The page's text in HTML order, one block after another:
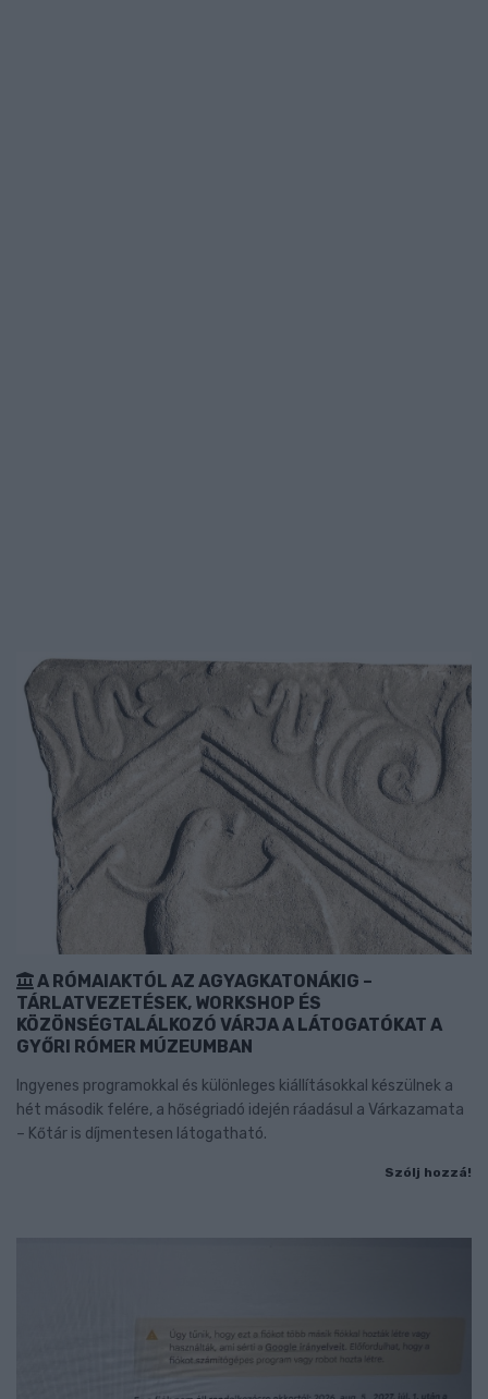
A RÓMAIAKTÓL AZ AGYAGKATONÁKIG –
TÁRLATVEZETÉSEK, WORKSHOP ÉS
KÖZÖNSÉGTALÁLKOZÓ VÁRJA A LÁTOGATÓKAT A
GYŐRI RÓMER MÚZEUMBAN
Ingyenes programokkal és különleges kiállításokkal készülnek a
hét második felére, a hőségriadó idején ráadásul a Várkazamata
– Kőtár is díjmentesen látogatható.
Szólj hozzá!